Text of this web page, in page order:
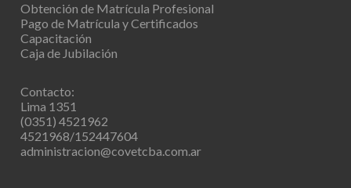
Obtención de Matrícula Profesional
Pago de Matrícula y Certificados
Capacitación
Caja de Jubilación
Contacto:
Lima 1351
(0351) 4521962
4521968/152447604
administracion@covetcba.com.ar